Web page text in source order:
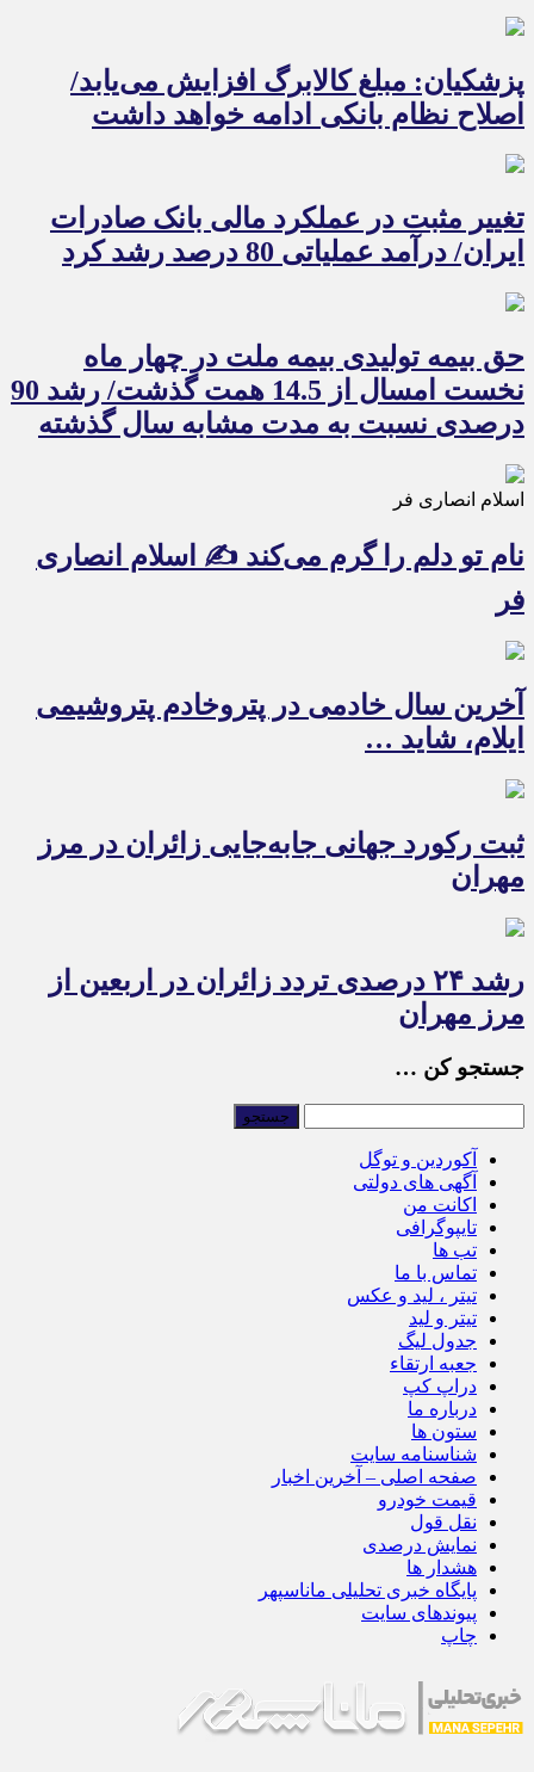
پزشکیان: مبلغ کالابرگ افزایش می‌یابد/
اصلاح نظام بانکی ادامه خواهد داشت
تغییر مثبت در عملکرد مالی بانک صادرات
ایران/ درآمد عملیاتی 80 درصد رشد کرد
حق بیمه تولیدی بیمه ملت در چهار ماه
نخست امسال از 14.5 همت گذشت/ رشد 90
درصدی نسبت به مدت مشابه سال گذشته
اسلام انصاری فر
نام تو دلم را گرم می‌کند ✍️ اسلام انصاری
فر
آخرین سال خادمی در پتروخادم پتروشیمی
ایلام، شاید …
ثبت رکورد جهانی جابه‌جایی زائران در مرز
مهران
رشد ۲۴ درصدی تردد زائران در اربعین از
مرز مهران
جستجو کن …
آکوردین و توگل
آگهی های دولتی
اکانت من
تایپوگرافی
تب ها
تماس با ما
تیتر ، لید و عکس
تیتر و لید
جدول لیگ
جعبه ارتقاء
دراپ کپ
درباره ما
ستون ها
شناسنامه سایت
صفحه اصلی – آخرین اخبار
قیمت خودرو
نقل قول
نمایش درصدی
هشدار ها
پایگاه خبری تحلیلی ماناسپهر
پیوندهای سایت
چاپ